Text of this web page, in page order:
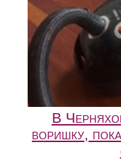
В
воришку,